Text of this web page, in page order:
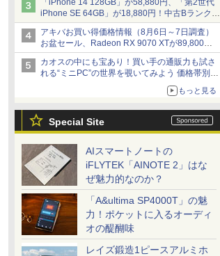
「iPhone 14 128GB」が58,880円、「第2世代
iPhone SE 64GB」が18,880円！中古Bランク品
セール
アキバお買い得価格情報（8月6日～7日調査）
お盆セール、Radeon RX 9070 XTが89,800
円、水平周波数24.8kHz対応の17型モニターが
9,801円、暑さ指数連動セール ほか
カオスの中にも宝あり！買い手の通販力も試さ
れる“ミニPC”の世界を覗いてみよう 価格帯別に
仕様や特徴を整理、11製品をピックアップ text
もっと見る
Special Site
AIスマートノートの
iFLYTEK「AINOTE 2」はな
ぜ魅力的なのか？
「A&ultima SP4000T」の魅
力！ポケットに入るオーディ
オの醍醐味
レイズ鍛造1ピースアルミホ